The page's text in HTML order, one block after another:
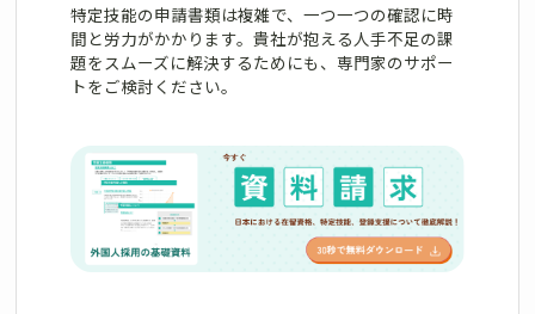
特定技能の申請書類は複雑で、一つ一つの確認に時
間と労力がかかります。貴社が抱える人手不足の課
題をスムーズに解決するためにも、専門家のサポー
トをご検討ください。